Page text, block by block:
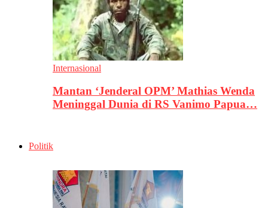
Internasional
Mantan ‘Jenderal OPM’ Mathias Wenda
Meninggal Dunia di RS Vanimo Papua…
Politik